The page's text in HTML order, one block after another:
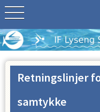
Retningslinjer
samtykke